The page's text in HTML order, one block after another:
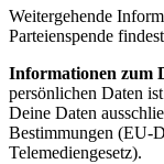
Weitergehende
Parteienspende
Informationen zum
persönlichen Daten
Deine Daten
Bestimmungen (EU-
Telemediengesetz).